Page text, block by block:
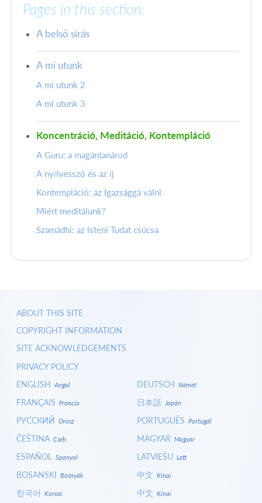
Pages in this section:
A belső sírás
A mi utunk
A mi utunk 2
A mi utunk 3
Koncentráció, Meditáció, Kontempláció
A Guru: a magántanárod
A nyílvessző és az íj
Kontempláció: az Igazsággá válni
Miért meditálunk?
Szamádhi: az isteni Tudat csúcsa
ABOUT THIS SITE
COPYRIGHT INFORMATION
SITE ACKNOWLEDGEMENTS
PRIVACY POLICY
ENGLISH Angol
FRANÇAIS Francia
РУССКИЙ Orosz
ČEŠTINA Cseh
ESPAÑOL Spanyol
BOSANSKI Bosnyák
한국어 Koreai
DEUTSCH Német
日本語 Japán
PORTUGUÊS Portugál
MAGYAR Magyar
LATVIEŠU Lett
中文 Kínai
中文 Kínai